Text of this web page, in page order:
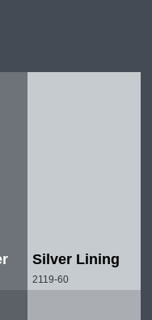
Silver Lining
2119-60